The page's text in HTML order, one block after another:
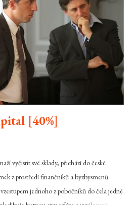
pilotovaných dvěma piloty, pomocí kterých
bránit obrovským monstrům. Raileigh
Jedno...
[40%]
vyčistit své sklady, přichází do české
z prostředí finančníků a byzbysmenů
jednoho z pobočníků do čela jedné